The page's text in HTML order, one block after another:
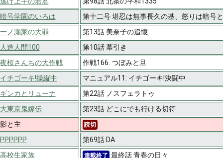
暗号学園のいろは
第十二号 堪忍は無事長久の基、怒りは暗号
一ノ瀬家の大罪
第13話 美奈子の追憶
人造人間100
第10話 幕引き
夜桜さんちの大作戦
作戦166. つぼみと旦
イチゴーキ!操縦中
マニュアル11: イチゴーキ!決闘中
ギンカとリューナ
第22話 ノスフェラトゥ
大東京鬼嫁伝
第23話 どこにでも行ける切符
影と主 読切
PPPPPP
第69話 DA
高校生家族 連載終了 最終話 青春の日々